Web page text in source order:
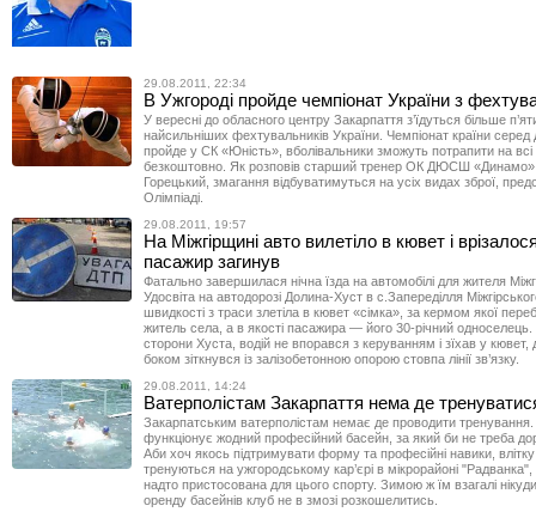
29.08.2011, 22:34
В Ужгороді пройде чемпіонат України з
У вересні до обласного центру Закарпаття з’їдуться більше
найсильніших фехтувальників України. Чемпіонат країни серед
пройде у СК «Юність», вболівальники зможуть потрапити на всі
безкоштовно. Як розповів старший тренер ОК ДЮСШ «Динамо»
Горецький, змагання відбуватимуться на усіх видах зброї,
Олімпіаді.
29.08.2011, 19:57
На Міжгірщині авто вилетіло в кювет і
пасажир загинув
Фатально завершилася нічна їзда на автомобілі для жителя
Удосвіта на автодорозі Долина-Хуст в с.Запереділля
швидкості з траси злетіла в кювет «сімка», за кермом якої
житель села, а в якості пасажира — його 30-річний односелець.
сторони Хуста, водій не впорався з керуванням і зїхав у
боком зіткнувся із залізобетонною опорою стовпа лінії зв’язку.
29.08.2011, 14:24
Ватерполістам Закарпаття нема де
Закарпатським ватерполістам немає де проводити тренування.
функціонує жодний професійний басейн, за який би не треба
Аби хоч якось підтримувати форму та професійні навики,
тренуються на ужгородському кар’єрі в мікрорайоні
надто пристосована для цього спорту. Зимою ж їм взагалі
оренду басейнів клуб не в змозі розкошелитись.